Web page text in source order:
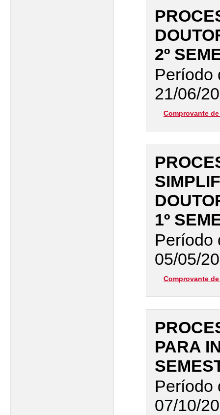
2º
Período
21/06/
Comprovante
1º
Período
05/05/
Comprovante
PARA
Período
07/10/